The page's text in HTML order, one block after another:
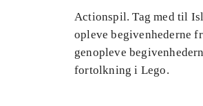
Actionspil. Tag med til
opleve begivenhederne
genopleve
fortolkning i Lego.